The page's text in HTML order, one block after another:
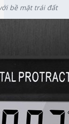
bề mặt trái đất